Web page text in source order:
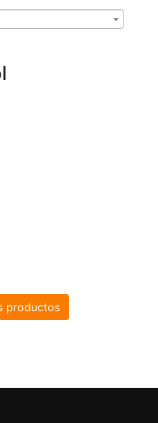
productos